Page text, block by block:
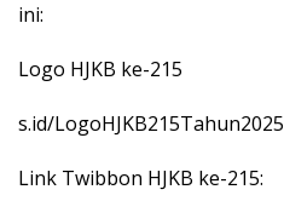
ini:
Logo HJKB ke-215
s.id/LogoHJKB215Tahun2025
Link Twibbon HJKB ke-215: